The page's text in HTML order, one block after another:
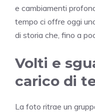
e cambiamenti
tempo ci offre oggi
di storia che, fino a
Volti e
carico di
La foto ritrae un